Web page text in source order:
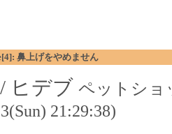
鼻上げをやめません
ヒデブ ペットショ
21:29:38)